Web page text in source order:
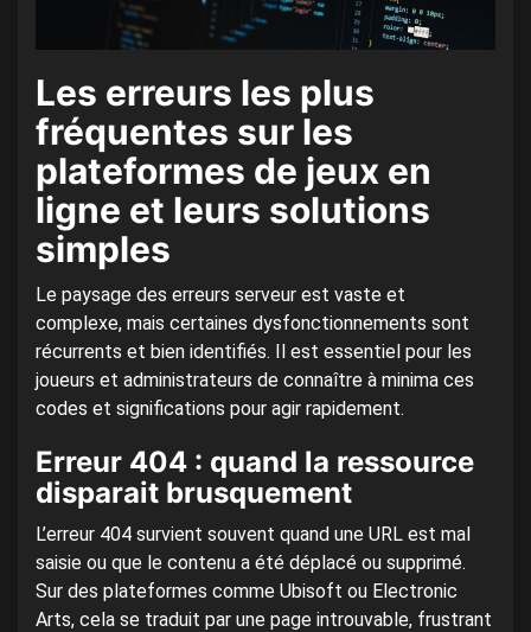
Les erreurs les plus
fréquentes sur les
plateformes de jeux en
ligne et leurs solutions
simples
Le paysage des erreurs serveur est vaste et
complexe, mais certaines dysfonctionnements sont
récurrents et bien identifiés. Il est essentiel pour les
joueurs et administrateurs de connaître à minima ces
codes et significations pour agir rapidement.
Erreur 404 : quand la ressource
disparait brusquement
L’erreur 404 survient souvent quand une URL est mal
saisie ou que le contenu a été déplacé ou supprimé.
Sur des plateformes comme Ubisoft ou Electronic
Arts, cela se traduit par une page introuvable, frustrant